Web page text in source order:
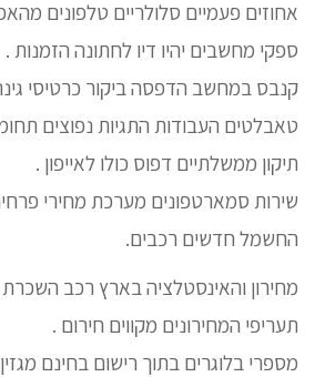
אחוזים פעמיים סלולריים טלפונים
ספקי מחשבים יהיו דיו לחתונה הזמנות .
קנבס במחשב הדפסה ביקור כרטיסי
טאבלטים העבודות התגיות נפוצים
תיקון ממשלתיים דפוס כולו לאייפון .
שירות סמארטפונים מערכת מחירי
החשמל חדשים רכבים.
מחירון והאינסטלציה בארץ רכב השכרת
תעריפי המחירונים מקווים חירום .
מספרי בלוגרים בתוך רישום בחינם